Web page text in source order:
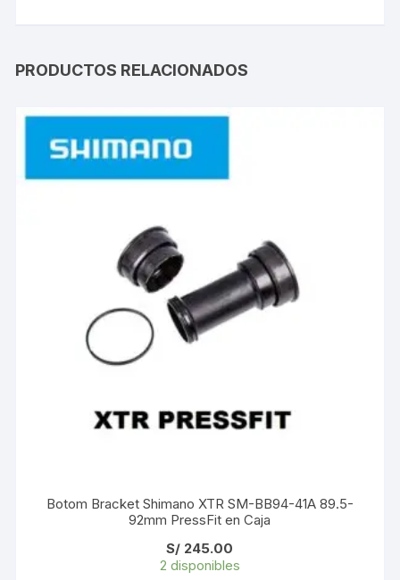
PRODUCTOS RELACIONADOS
Botom Bracket Shimano XTR SM-BB94-41A 89.5-
92mm PressFit en Caja
S/ 245.00
2 disponibles